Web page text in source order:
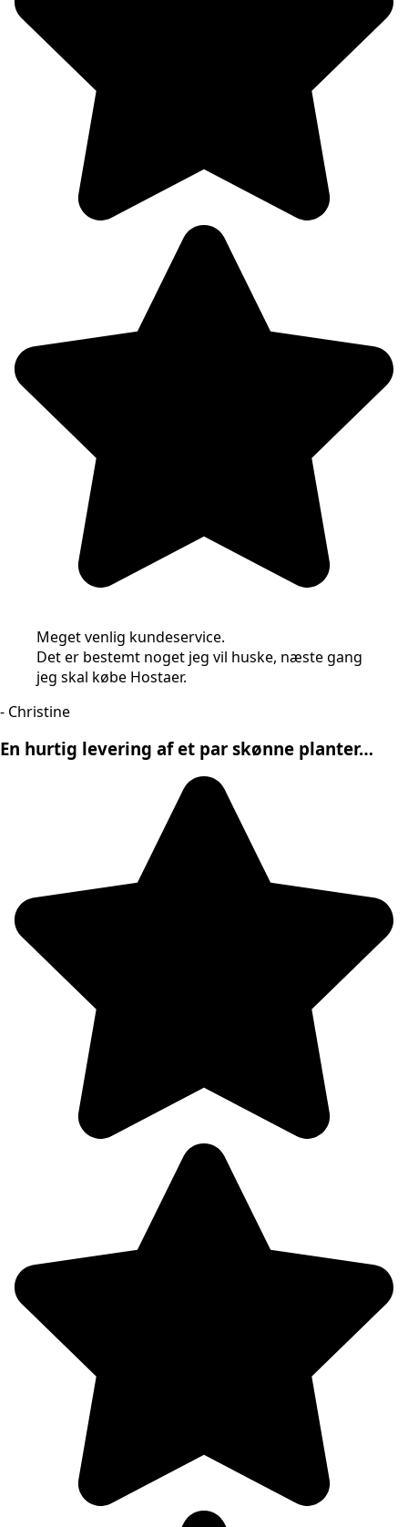
Meget venlig kundeservice.
Det er bestemt noget jeg vil huske, næste gang
jeg skal købe Hostaer.
- Christine
En hurtig levering af et par skønne planter…